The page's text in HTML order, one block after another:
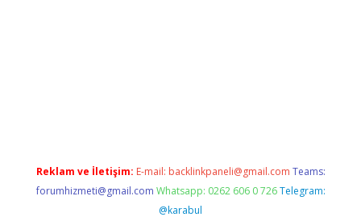
Reklam ve İletişim: E-mail: backlinkpaneli@gmail.com Teams:
forumhizmeti@gmail.com Whatsapp: 0262 606 0 726 Telegram:
@karabul